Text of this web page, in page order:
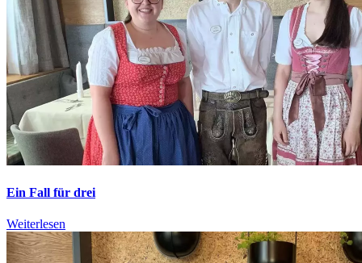
Ein Fall für drei
Weiterlesen